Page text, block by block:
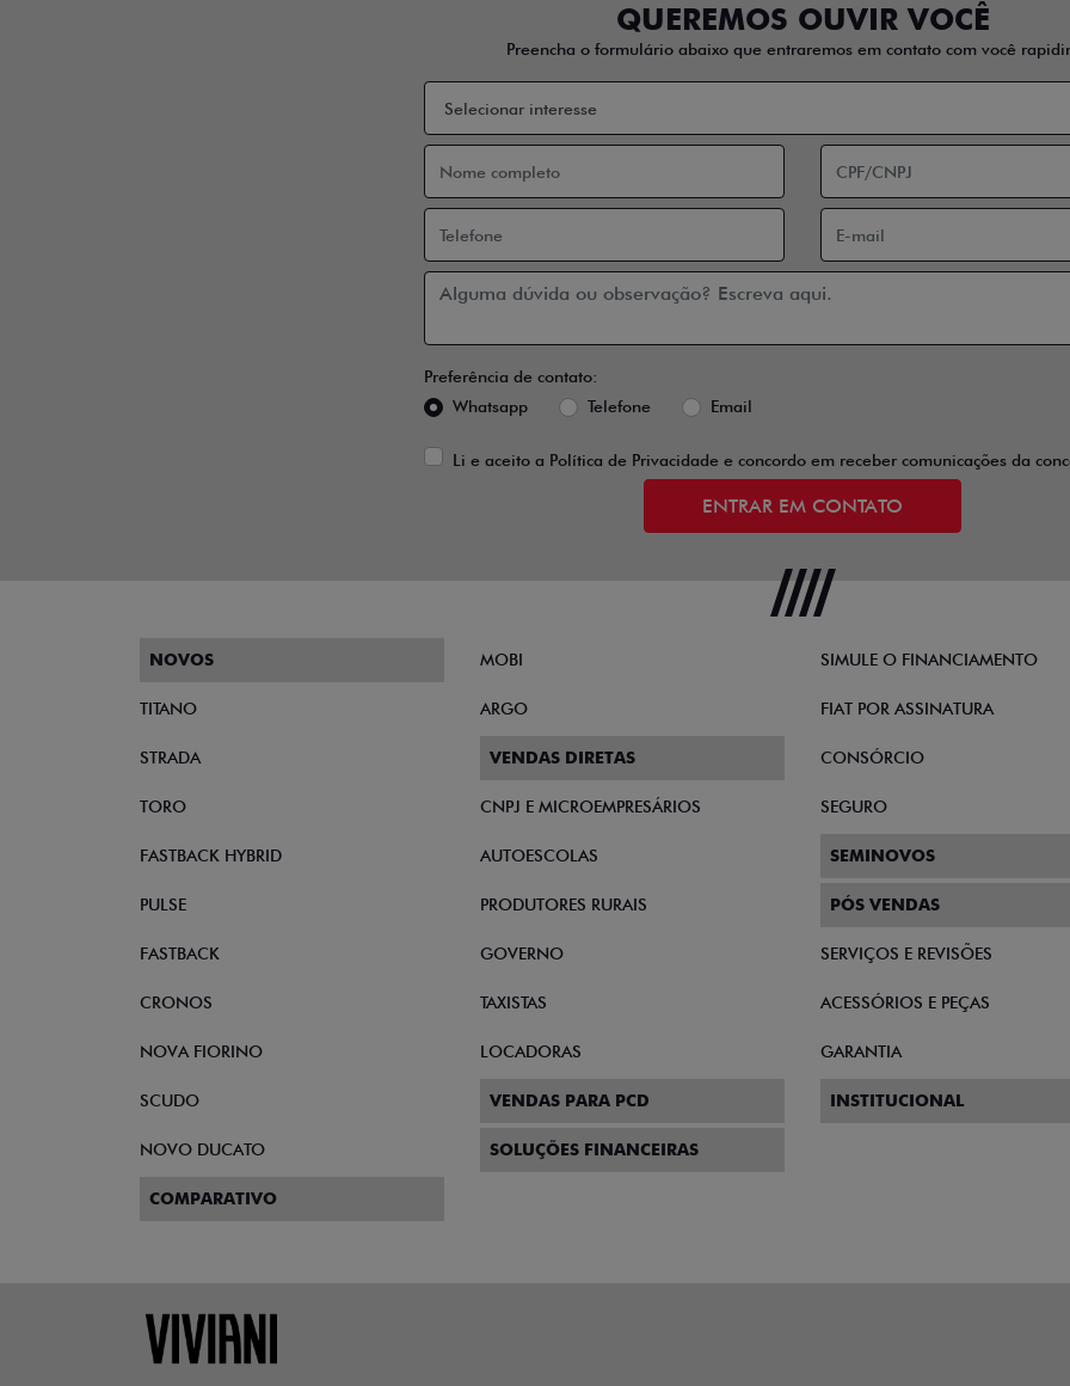
QUEREMOS OUVIR VOCÊ
Preencha o formulário abaixo que entraremos em contato com você
Preferência de contato:
Whatsapp
Telefone Email
Li e aceito a Política de Privacidade e concordo em receber comunicações da
ENTRAR EM CONTATO
NOVOS
TITANO
STRADA
TORO
FASTBACK HYBRID
PULSE
FASTBACK
CRONOS
NOVA FIORINO
SCUDO
NOVO DUCATO
MOBI
ARGO
VENDAS DIRETAS
CNPJ E MICROEMPRESÁRIOS
AUTOESCOLAS
PRODUTORES RURAIS
GOVERNO
TAXISTAS
LOCADORAS
VENDAS PARA PCD
SOLUÇÕES FINANCEIRAS
SIMULE O FINANCIAMENTO
FIAT POR ASSINATURA
CONSÓRCIO
SEGURO
SEMINOVOS
PÓS VENDAS
SERVIÇOS E REVISÕES
ACESSÓRIOS E PEÇAS
GARANTIA
INSTITUCIONAL
COMPARATIVO